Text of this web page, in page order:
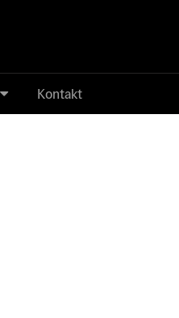
Kontakt